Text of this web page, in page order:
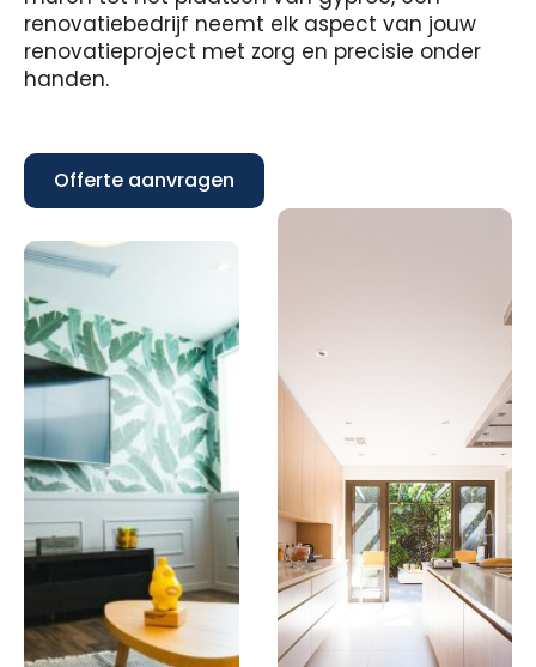
renovatiebedrijf neemt elk aspect van jouw
renovatieproject met zorg en precisie onder
handen.
Offerte aanvragen